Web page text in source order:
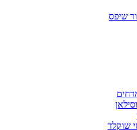
שיפס
שוקלד